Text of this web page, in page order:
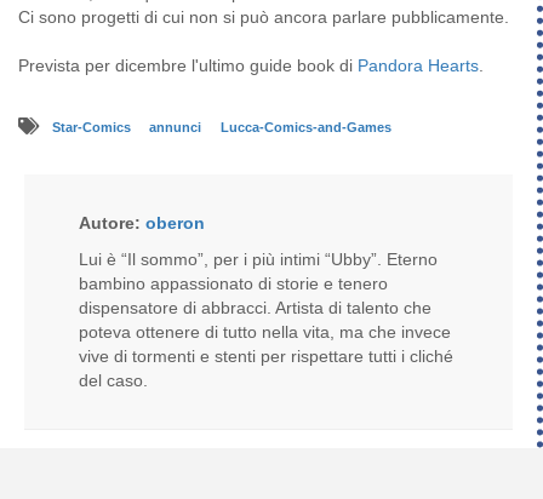
Ci sono progetti di cui non si può ancora parlare pubblicamente.
Prevista per dicembre l'ultimo guide book di Pandora Hearts
Star-Comics annunci Lucca-Comics-and-Games
Autore: oberon
Lui è “Il sommo”, per i più intimi “Ubby”. Eterno
bambino appassionato di storie e tenero
dispensatore di abbracci. Artista di talento che
poteva ottenere di tutto nella vita, ma che invece
vive di tormenti e stenti per rispettare tutti i cliché
del caso.